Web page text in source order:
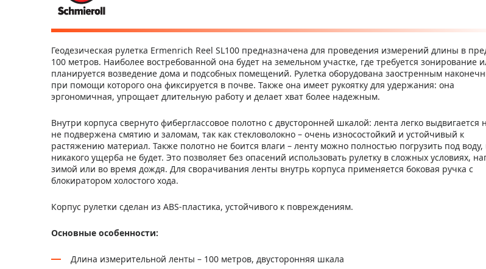
Геодезическая рулетка Ermenrich Reel SL100 предназначена для проведения измерений длины в
100 метров. Наиболее востребованной она будет на земельном участке, где требуется зонирование
планируется возведение дома и подсобных помещений. Рулетка оборудована заостренным
при помощи которого она фиксируется в почве. Также она имеет рукоятку для удержания: она
эргономичная, упрощает длительную работу и делает хват более надежным.
Внутри корпуса свернуто фиберглассовое полотно с двусторонней шкалой: лента легко выдвигается
не подвержена смятию и заломам, так как стекловолокно – очень износостойкий и устойчивый к
растяжению материал. Также полотно не боится влаги – ленту можно полностью погрузить под воду,
никакого ущерба не будет. Это позволяет без опасений использовать рулетку в сложных условиях,
зимой или во время дождя. Для сворачивания ленты внутрь корпуса применяется боковая ручка с
блокиратором холостого хода.
Корпус рулетки сделан из ABS-пластика, устойчивого к повреждениям.
Основные особенности:
Длина измерительной ленты – 100 метров, двусторонняя шкала